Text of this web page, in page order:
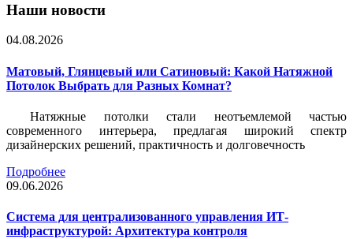
Наши новости
04.08.2026
Матовый, Глянцевый или Сатиновый: Какой Натяжной
Потолок Выбрать для Разных Комнат?
Натяжные потолки стали неотъемлемой частью
современного интерьера, предлагая широкий спектр
дизайнерских решений, практичность и долговечность
Подробнее
09.06.2026
Система для централизованного управления ИТ-
инфраструктурой: Архитектура контроля